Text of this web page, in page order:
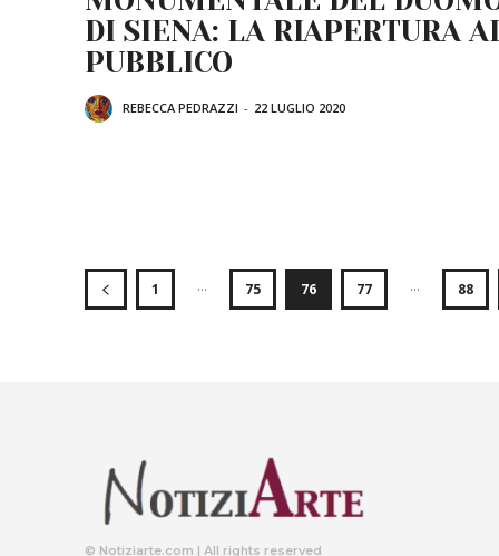
DI SIENA: LA RIAPERTURA
PUBBLICO
REBECCA PEDRAZZI - 22 LUGLIO 2020
1 ... 75 76 77 ... 88
© Notiziarte.com | All rights reserved